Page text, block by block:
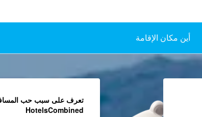
أين مكان الإقامة
تعرف على سبب حب
HotelsCombined